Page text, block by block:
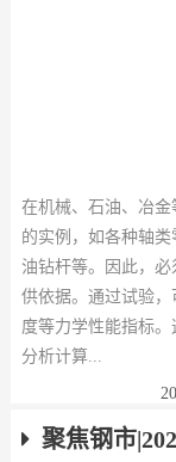
在机械、石油、冶
的实例，如各种轴
油钻杆等。因此，
供依据。通过试验
度等力学性能指标
分析计算...
聚焦钢市|2021